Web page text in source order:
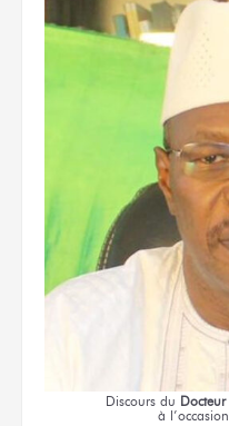
Discours du Docteur
à l’occasion